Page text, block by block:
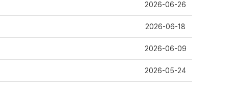
2026-06-26
2026-06-18
2026-06-09
2026-05-24